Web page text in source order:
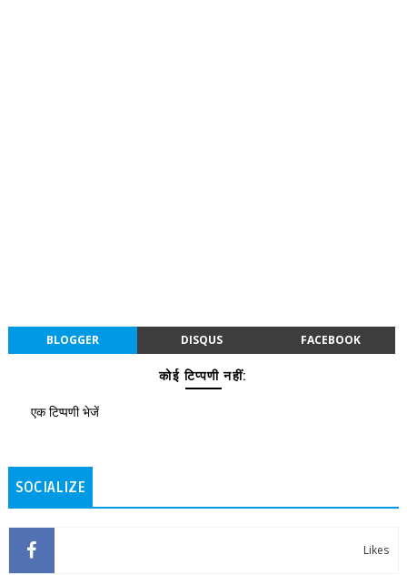
BLOGGER DISQUS FACEBOOK
कोई टिप्पणी नहीं:
एक टिप्पणी भेजें
SOCIALIZE
Likes